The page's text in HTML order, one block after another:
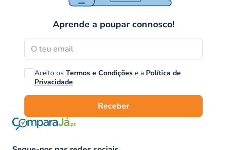
Aprende a poupar connosco!
Aceito os Termos e Condições e a Política de
Privacidade
Receber